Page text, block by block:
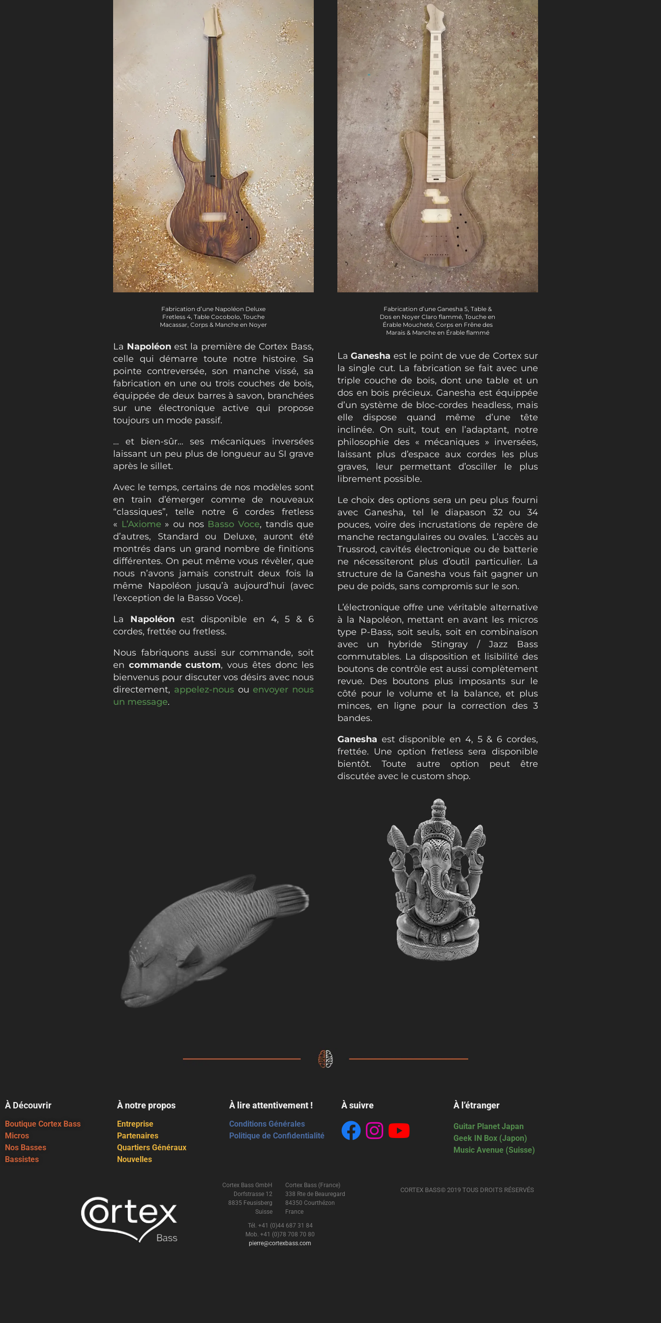
Fabrication d’une Napoléon Deluxe
Fretless 4, Table Cocobolo, Touche
Macassar, Corps & Manche en Noyer
La Napoléonest la première de Cortex Bass,
celle qui démarre toute notre histoire. Sa
pointe contreversée, son manche vissé, sa
fabrication en une ou trois couches de bois,
équippée de deux barres à savon, branchées
sur une électronique active qui propose
toujours un mode passif.
… et bien-sûr… ses mécaniques inversées
laissant un peu plus de longueur au SI grave
après le sillet.
Avec le temps, certains de nos modèles sont
en train d’émerger comme de nouveaux
“classiques”, telle notre 6 cordes fretless
« L’Axiome » ou nos Basso Voce, tandis que
d’autres, Standard ou Deluxe, auront été
montrés dans un grand nombre de finitions
différentes. On peut même vous révèler, que
nous n’avons jamais construit deux fois la
même Napoléon jusqu’à aujourd’hui (avec
l’exception de la Basso Voce).
La Napoléonest disponible en 4, 5 & 6
cordes, frettée ou fretless.
Nous fabriquons aussi sur commande, soit
en commande custom, vous êtes donc les
bienvenus pour discuter vos désirs avec nous
directement, appelez-nousou envoyer nous
un message.
Fabrication d’une Ganesha 5, Table &
Dos en Noyer Claro flammé, Touche en
Érable Moucheté, Corps en Frêne des
Marais & Manche en Érable flammé
LaGanesha est le point de vue de Cortex sur
la single cut. La fabrication se fait avec une
triple couche de bois, dont une table et un
dos en bois précieux. Ganesha est équippée
d’un système de bloc-cordes headless, mais
elle dispose quand même d’une tête
inclinée. On suit, tout en l’adaptant, notre
philosophie des « mécaniques » inversées,
laissant plus d’espace aux cordes les plus
graves, leur permettant d’osciller le plus
librement possible.
Le choix des options sera un peu plus fourni
avec Ganesha, tel le diapason 32 ou 34
pouces, voire des incrustations de repère de
manche rectangulaires ou ovales. L’accès au
Trussrod, cavités électronique ou de batterie
ne nécessiteront plus d’outil particulier. La
structure de la Ganesha vous fait gagner un
peu de poids, sans compromis sur le son.
L’électronique offre une véritable alternative
à la Napoléon, mettant en avant les micros
type P-Bass, soit seuls, soit en combinaison
avec un hybride Stingray / Jazz Bass
commutables. La disposition et lisibilité des
boutons de contrôle est aussi complètement
revue. Des boutons plus imposants sur le
côté pour le volume et la balance, et plus
minces, en ligne pour la correction des 3
bandes.
Ganesha est disponible en 4, 5 & 6 cordes,
frettée. Une option fretless sera disponible
bientôt. Toute autre option peut être
discutée avec le custom shop.
À Découvrir
Boutique Cortex Bass
Micros
Nos Basses
Bassistes
À notre propos
Entreprise
Partenaires
Quartiers Généraux
Nouvelles
À lire attentivement !
Conditions Générales
Politique de Confidentialité
À suivre À l’étranger
Guitar Planet Japan
Geek IN Box (Japon)
Music Avenue (Suisse)
Cortex Bass GmbH
Dorfstrasse 12
8835 Feusisberg
Suisse
Cortex Bass (France)
338 Rte de Beauregard
84350 Courthézon
France
Tél. +41 (0)44 687 31 84
Mob. +41 (0)78 708 70 80
pierre@cortexbass.com
CORTEX BASS© 2019 TOUS DROITS RÉSERVÉS